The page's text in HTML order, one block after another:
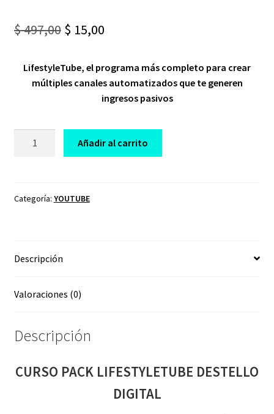
$497,00 Original
was:
$ 497,00.
$ 15,00Current
is:
$ 15,00.
LifestyleTube, el programa más completo para crear
múltiples canales automatizados que te generen
ingresos pasivos
DIGITAL
Añadir al carrito
Categoría: YOUTUBE
Descripción
Valoraciones (0)
Descripción
CURSO PACK LIFESTYLETUBE DESTELLO
DIGITAL